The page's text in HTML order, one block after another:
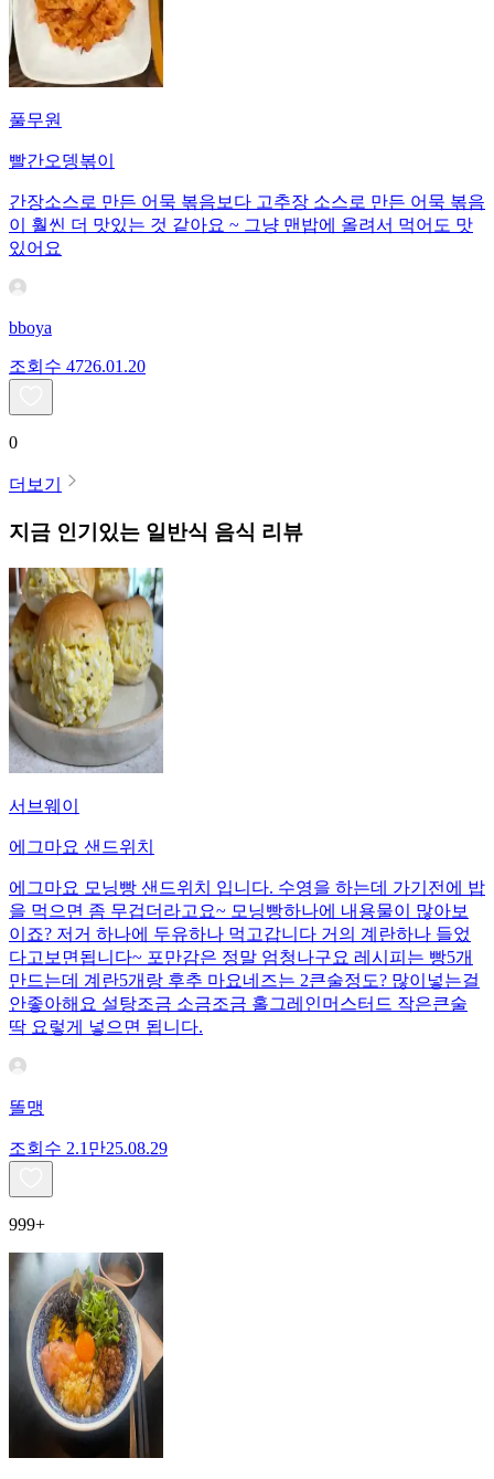
풀무원
빨간오뎅볶이
간장소스로 만든 어묵 볶음보다 고추장 소스로 만든 어묵 볶음
이 훨씬 더 맛있는 것 같아요 ~ 그냥 맨밥에 올려서 먹어도 맛
있어요
bboya
조회수 4726.01.20
0
더보기
지금 인기있는 일반식 음식 리뷰
서브웨이
에그마요 샌드위치
에그마요 모닝빵 샌드위치 입니다. 수영을 하는데 가기전에 밥
을 먹으면 좀 무겁더라고요~ 모닝빵하나에 내용물이 많아보
이죠? 저거 하나에 두유하나 먹고갑니다 거의 계란하나 들었
다고보면됩니다~ 포만감은 정말 엄청나구요 레시피는 빵5개
만드는데 계란5개랑 후추 마요네즈는 2큰술정도? 많이넣는걸
안좋아해요 설탕조금 소금조금 홀그레인머스터드 작은큰술
딱 요렇게 넣으면 됩니다.
똘맹
조회수 2.1만25.08.29
999+